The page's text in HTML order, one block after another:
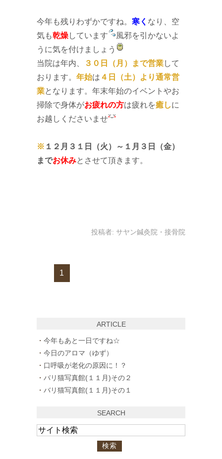
今年も残りわずかですね。 寒く なり、空
気も乾燥しています
風邪を引かないよ
うに気を付けましょう
当院は年内、
３０日（月）まで営業して
おります。 年始は ４日（土）より通常営
業となります。年末年始のイベントやお
掃除で身体がお疲れの方は疲れを癒しに
お越しくださいませ
※ １２月３１日（火）～１月３日（金）
までお休みとさせて頂きます。
投稿者: サヤン鍼灸院・接骨院
1
ARTICLE
今年もあと一日ですね☆
今日のアロマ（ゆず）
口呼吸が老化の原因に！？
バリ猫写真館(１１月)その２
バリ猫写真館(１１月)その１
SEARCH